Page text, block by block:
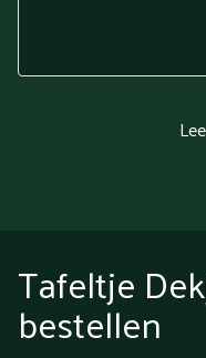
Tafeltje
bestellen